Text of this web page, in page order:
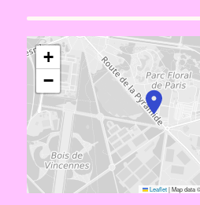
+
−
Leaflet|Map data